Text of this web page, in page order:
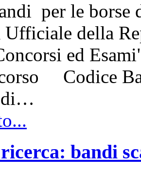
per le borse
Ufficiale della
ed
Codice
di…
bandi